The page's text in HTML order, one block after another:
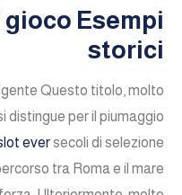
Esempi
storici
Questo titolo, molto
distingue per il piumaggio
eversecoli di selezione
tra Roma e il mare